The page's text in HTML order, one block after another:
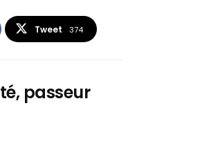
Tweet 374
passeur